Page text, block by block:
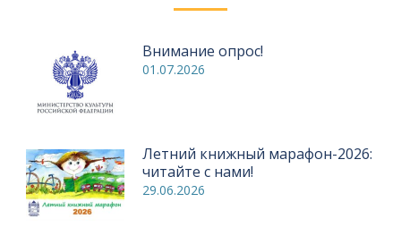
Внимание опрос!
01.07.2026
Летний книжный марафон-2026:
читайте с нами!
29.06.2026